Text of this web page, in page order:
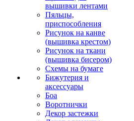
вышивки лентами
Пяльцы,
приспособления
Рисунок на канве
(вышивка крестом)
Рисунок на ткани
(вышивка бисером)
Схемы на бумаге
Бижутерия и
аксессуары
Боа
Воротнички
Декор застежки